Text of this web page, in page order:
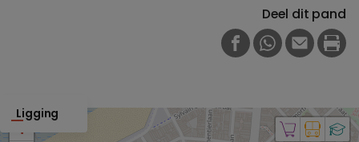
Deel dit pand
FACEBOOK
WHATSAPP
E-MAIL
Ligging
+